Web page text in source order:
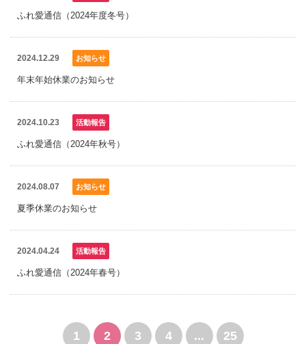
ふれ愛通信（2024年度冬号）
2024.12.29 お知らせ
年末年始休業のお知らせ
2024.10.23 活動報告
ふれ愛通信（2024年秋号）
2024.08.07 お知らせ
夏季休業のお知らせ
2024.04.24 活動報告
ふれ愛通信（2024年春号）
1 2 3 4 ... 25